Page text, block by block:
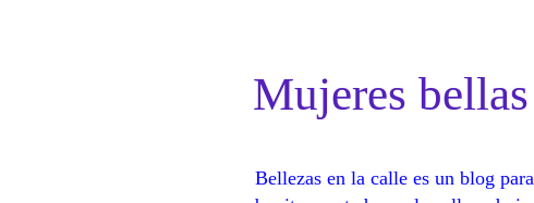
Mujeres
Bellezas en la calle es un blog